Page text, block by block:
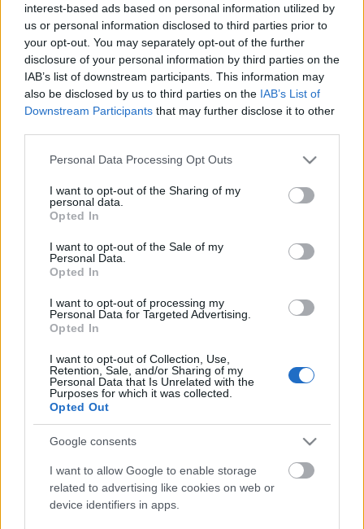
interest-based ads based on personal information utilized by
us or personal information disclosed to third parties prior to
your opt-out. You may separately opt-out of the further
disclosure of your personal information by third parties on the
IAB’s list of downstream participants. This information may
also be disclosed by us to third parties on the IAB’s List of
Downstream Participants that may further disclose it to other
Please note that this website/app uses one or more Google
not limited to your visit or usage behaviour. You may click to
grant or deny consent to Google and its third-party tags to
use your data for below specified purposes in below Google
consent section.
Personal Data Processing Opt Outs
I want to opt-out of the Sharing of my
personal data.
Opted In
I want to opt-out of the Sale of my
Personal Data.
Opted In
I want to opt-out of processing my
Personal Data for Targeted Advertising.
Opted In
I want to opt-out of Collection, Use,
Retention, Sale, and/or Sharing of my
Personal Data that Is Unrelated with the
Purposes for which it was collected.
Opted Out
Google consents
I want to allow Google to enable storage
related to advertising like cookies on web or
device identifiers in apps.
A lap újságírójának kijevi szuvenír árusok
elmondták, hogy nem lenne értelme csökkenteni az
árakat, hiszen a vásárlók mindent elkapkodnak,
amin rajta van az EB emblémája. Ez különösen
érvényes a mérkőzések előtt - mondták az eladók,
akik szerint a szurkolókat nem érdeklik az árak,
pedig azok nem éppen alacsonyak.
Mint az újság írja, egy felnőtt méretű póló, amelyre
7.500 forintba) kerül, s a gyerekekre való is csak 50
hrivnyával olcsóbb, míg a plüss gyerekjátékok ára
100 hrivnya. Az árusok elmondása szerint az utóbbi
napokban különösen népszerűek voltak az ukrán
válogatott mezét utánzó pólók, amelyeket
egyszerűen szétkapkodtak, jóllehet 300 hrivnyába
kerültek.
forrás:focimagazin.hu
Címkék:pénz bevétel eb európa bajnokság euro2012 euro
ajándékboltok